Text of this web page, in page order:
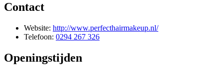
Contact
Website: http://www.perfecthairmakeup.nl/
Telefoon: 0294 267 326
Openingstijden